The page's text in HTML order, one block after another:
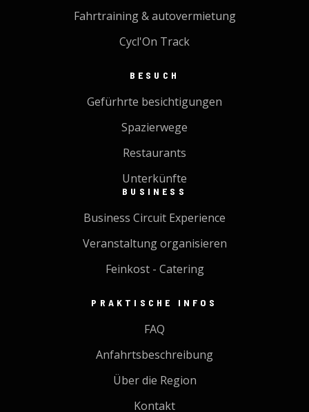
Fahrtraining & autovermietung
Cycl'On Track
BESUCH
Gefürhrte besichtigungen
Spazierwege
Restaurants
Unterkünfte
BUSINESS
Business Circuit Experience
Veranstaltung organisieren
Feinkost - Catering
PRAKTISCHE INFOS
FAQ
Anfahrtsbeschreibung
Über die Region
Kontakt